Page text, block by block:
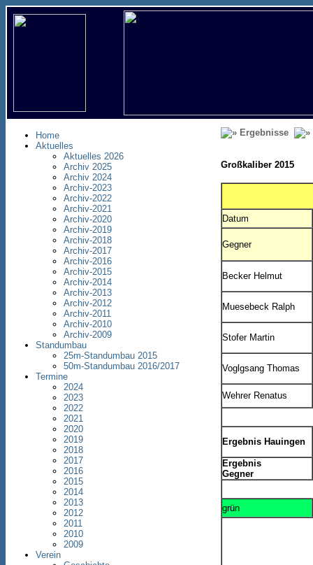
Home
Aktuelles
Aktuelles 2026
Archiv 2025
Archiv 2024
Archiv-2023
Archiv-2022
Archiv-2021
Archiv-2020
Archiv-2019
Archiv-2018
Archiv-2017
Archiv-2016
Archiv-2015
Archiv-2014
Archiv-2013
Archiv-2012
Archiv-2011
Archiv-2010
Archiv-2009
Standumbau
25m-Standumbau 2015
50m-Standumbau 2016/2017
Termine
2024
2023
2022
2021
2020
2019
2018
2017
2016
2015
2014
2013
2012
2011
2010
2009
Verein
Ergebnisse
Großkaliber 2015
Datum
Gegner
Becker Helmut
Muesebeck Ralph
Stofer Martin
Voglgsang Thomas
Wehrer Renatus
Ergebnis Hauingen
Ergebnis
Gegner
grün